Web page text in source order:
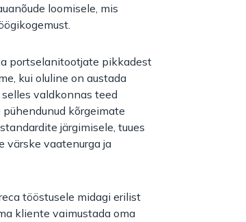
loomisele, mis
portselanitootjate pikkadest
kui oluline on austada
valdkonnas teed
kõrgeimate
järgimisele, tuues
värske vaatenurga ja
tööstusele midagi erilist
kliente vaimustada oma